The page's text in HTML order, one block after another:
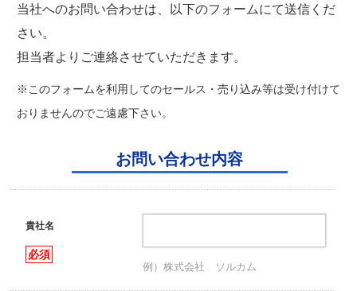
当社へのお問い合わせは、以下のフォームにて送信くだ
さい。
担当者よりご連絡させていただきます。
※このフォームを利用してのセールス・売り込み等は受け付けて
おりませんのでご遠慮下さい。
お問い合わせ内容
貴社名
必須
例）株式会社 ソルカム